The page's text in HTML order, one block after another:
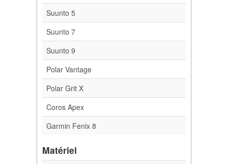
Suunto 5
Suunto 7
Suunto 9
Polar Vantage
Polar Grit X
Coros Apex
Garmin Fenix 8
Matériel